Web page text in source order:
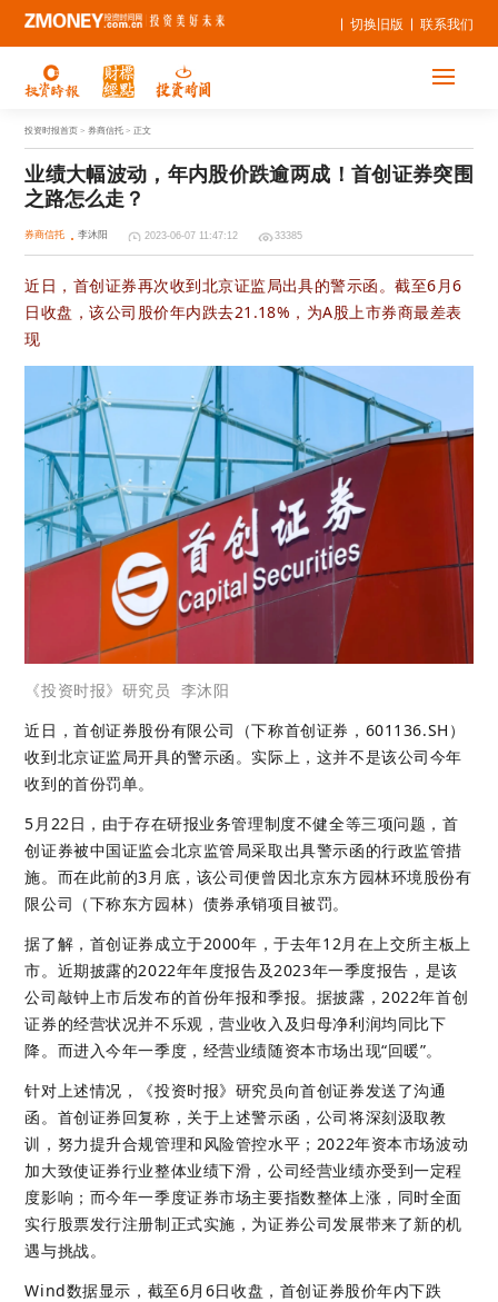
联系我们
切换旧版
投资时报首页 > 券商信托 > 正文
业绩大幅波动，年内股价跌逾两成！首创证券突围
之路怎么走？
券商信托 李沐阳 2023-06-07 11:47:12 33385
近日，首创证券再次收到北京证监局出具的警示函。截至6月6
日收盘，该公司股价年内跌去21.18%，为A股上市券商最差表
现
《投资时报》研究员 李沐阳
近日，首创证券股份有限公司（下称首创证券，601136.SH）
收到北京证监局开具的警示函。实际上，这并不是该公司今年
收到的首份罚单。
5月22日，由于存在研报业务管理制度不健全等三项问题，首
创证券被中国证监会北京监管局采取出具警示函的行政监管措
施。而在此前的3月底，该公司便曾因北京东方园林环境股份有
限公司（下称东方园林）债券承销项目被罚。
据了解，首创证券成立于2000年，于去年12月在上交所主板上
市。近期披露的2022年年度报告及2023年一季度报告，是该
公司敲钟上市后发布的首份年报和季报。据披露，2022年首创
证券的经营状况并不乐观，营业收入及归母净利润均同比下
降。而进入今年一季度，经营业绩随资本市场出现“回暖”。
针对上述情况，《投资时报》研究员向首创证券发送了沟通
函。首创证券回复称，关于上述警示函，公司将深刻汲取教
训，努力提升合规管理和风险管控水平；2022年资本市场波动
加大致使证券行业整体业绩下滑，公司经营业绩亦受到一定程
度影响；而今年一季度证券市场主要指数整体上涨，同时全面
实行股票发行注册制正式实施，为证券公司发展带来了新的机
遇与挑战。
Wind数据显示，截至6月6日收盘，首创证券股价年内下跌